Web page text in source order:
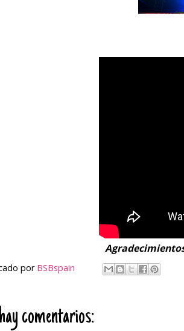
por BSBspain
comentarios: